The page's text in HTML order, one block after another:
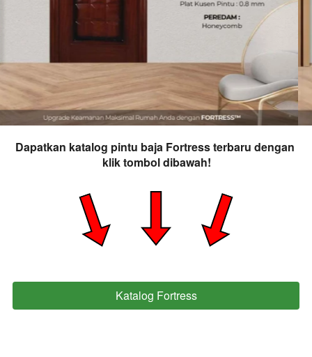
Dapatkan katalog pintu baja Fortress terbaru dengan
klik tombol dibawah!
`Katalog Fortress